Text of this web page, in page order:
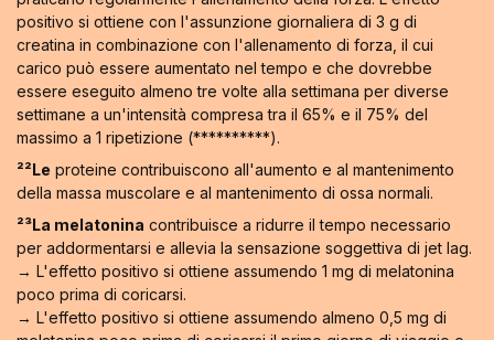
positivo si ottiene con l'assunzione giornaliera di 3 g di
creatina in combinazione con l'allenamento di forza, il cui
carico può essere aumentato nel tempo e che dovrebbe
essere eseguito almeno tre volte alla settimana per diverse
settimane a un'intensità compresa tra il 65% e il 75% del
massimo a 1 ripetizione (**********).
²²Le proteine contribuiscono all'aumento e al mantenimento
della massa muscolare e al mantenimento di ossa normali.
²³La melatonina contribuisce a ridurre il tempo necessario
per addormentarsi e allevia la sensazione soggettiva di jet lag.
→ L'effetto positivo si ottiene assumendo 1 mg di melatonina
poco prima di coricarsi.
→ L'effetto positivo si ottiene assumendo almeno 0,5 mg di